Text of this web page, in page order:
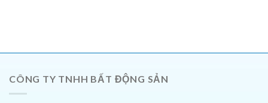
CÔNG TY TNHH BẤT ĐỘNG SẢN